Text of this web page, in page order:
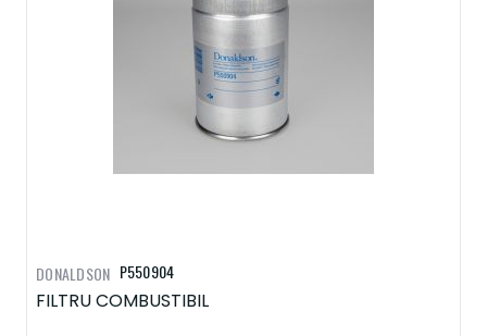
P550904
FILTRU COMBUSTIBIL
DONALDSON